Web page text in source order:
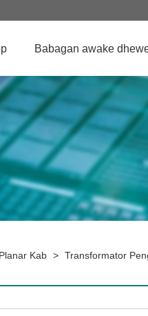
Babagan awake
Kab > Transformator